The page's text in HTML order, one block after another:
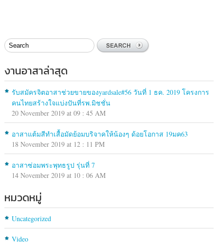
งานอาสาล่าสุด
รับสมัครจิตอาสาช่วยขายของyardsale#56 วันที่ 1 ธค. 2019 โครงการ
คนไทยสร้างใจแบ่งปันที่รพ.มิชชั่น
20 November 2019 at 09 : 45 AM
อาสาแต้มสีทำเสื้อมัดย้อมบริจาคให้น้องๆ ด้อยโอกาส 19มค63
18 November 2019 at 12 : 11 PM
อาสาซ่อมพระพุทธรูป รุ่นที่ 7
14 November 2019 at 10 : 06 AM
หมวดหมู่
Uncategorized
Video